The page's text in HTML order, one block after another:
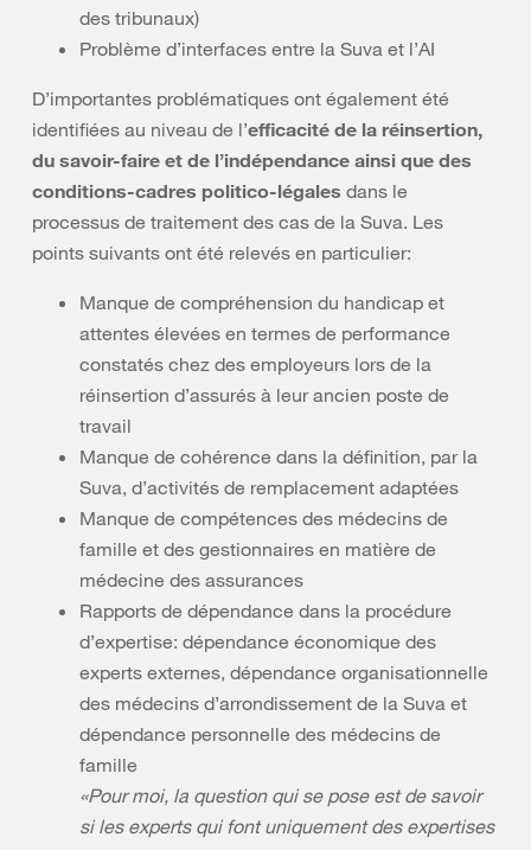
des tribunaux)
Problème d’interfaces entre la Suva et l’AI
D’importantes problématiques ont également été
identifiées au niveau de l’efficacité de la réinsertion,
du savoir-faire et de l’indépendance ainsi que des
conditions-cadres politico-légales dans le
processus de traitement des cas de la Suva. Les
points suivants ont été relevés en particulier:
Manque de compréhension du handicap et
attentes élevées en termes de performance
constatés chez des employeurs lors de la
réinsertion d’assurés à leur ancien poste de
travail
Manque de cohérence dans la définition, par la
Suva, d’activités de remplacement adaptées
Manque de compétences des médecins de
famille et des gestionnaires en matière de
médecine des assurances
Rapports de dépendance dans la procédure
d’expertise: dépendance économique des
experts externes, dépendance organisationnelle
des médecins d’arrondissement de la Suva et
dépendance personnelle des médecins de
famille
«Pour moi, la question qui se pose est de savoir
si les experts qui font uniquement des expertises